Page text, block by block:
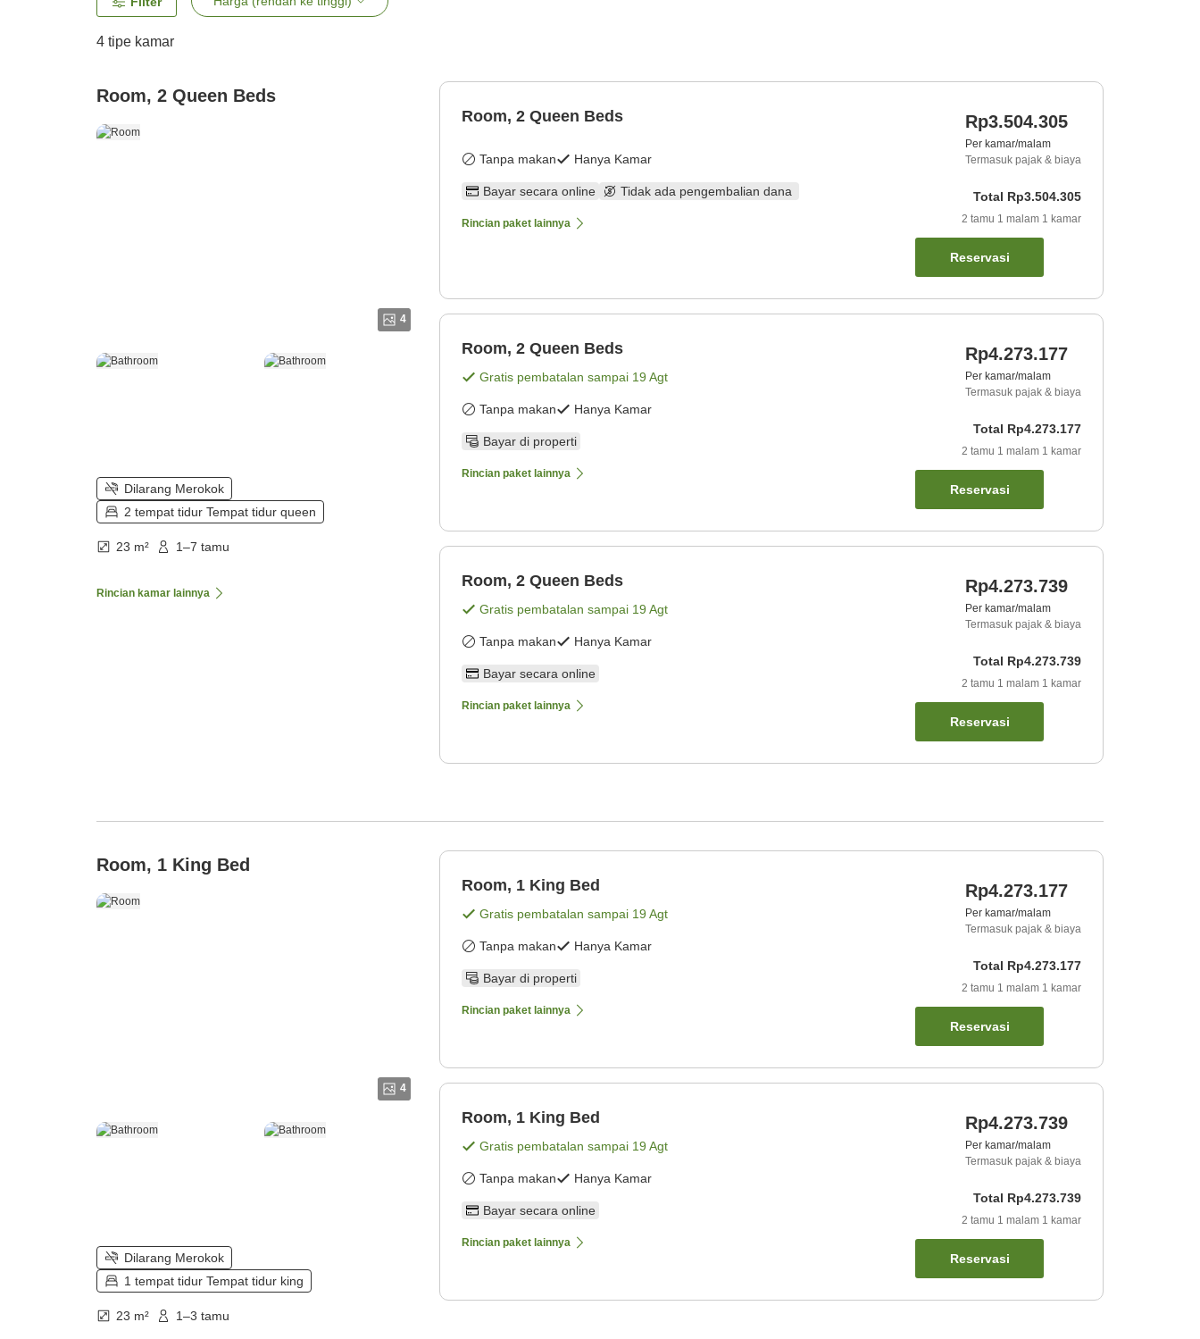
4 tipe kamar
Room, 2 Queen Beds
4
Dilarang Merokok
2 tempat tidur Tempat tidur queen
23 m² 1–7 tamu
Rincian kamar lainnya
Room, 2 Queen Beds
Tanpa makan Hanya Kamar
Bayar secara online Tidak ada pengembalian dana
Rincian paket lainnya
Rp3.504.305
Per kamar/malam
Termasuk pajak & biaya
Total Rp3.504.305
2 tamu 1 malam 1 kamar
Reservasi
Room, 2 Queen Beds
Gratis pembatalan sampai 19 Agt
Tanpa makan Hanya Kamar
Bayar di properti
Rincian paket lainnya
Rp4.273.177
Per kamar/malam
Termasuk pajak & biaya
Total Rp4.273.177
2 tamu 1 malam 1 kamar
Reservasi
Room, 2 Queen Beds
Gratis pembatalan sampai 19 Agt
Tanpa makan Hanya Kamar
Bayar secara online
Rincian paket lainnya
Rp4.273.739
Per kamar/malam
Termasuk pajak & biaya
Total Rp4.273.739
2 tamu 1 malam 1 kamar
Reservasi
Room, 1 King Bed
4
Dilarang Merokok
1 tempat tidur Tempat tidur king
23 m² 1–3 tamu
Room, 1 King Bed
Gratis pembatalan sampai 19 Agt
Tanpa makan Hanya Kamar
Bayar di properti
Rincian paket lainnya
Rp4.273.177
Per kamar/malam
Termasuk pajak & biaya
Total Rp4.273.177
2 tamu 1 malam 1 kamar
Reservasi
Room, 1 King Bed
Gratis pembatalan sampai 19 Agt
Tanpa makan Hanya Kamar
Bayar secara online
Rincian paket lainnya
Rp4.273.739
Per kamar/malam
Termasuk pajak & biaya
Total Rp4.273.739
2 tamu 1 malam 1 kamar
Reservasi